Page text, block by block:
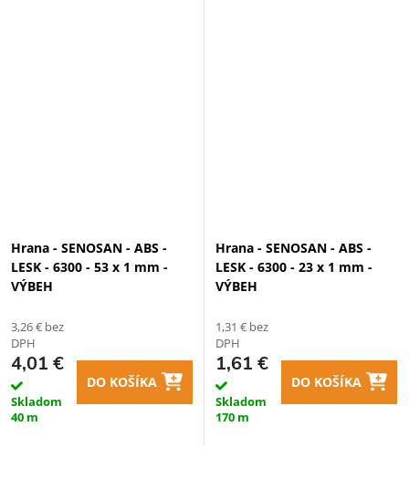
Hrana - SENOSAN - ABS -
LESK - 6300 - 53 x 1 mm -
VÝBEH
3,26 € bez
DPH
4,01 €
Skladom
40 m
DO KOŠÍKA
Hrana - SENOSAN - ABS -
LESK - 6300 - 23 x 1 mm -
VÝBEH
1,31 € bez
DPH
1,61 €
Skladom
170 m
DO KOŠÍKA